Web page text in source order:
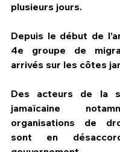
plusieurs jours.
Depuis le début de
4e groupe de
arrivés sur les côtes
Des acteurs de la
jamaïcaine
organisations de
sont en